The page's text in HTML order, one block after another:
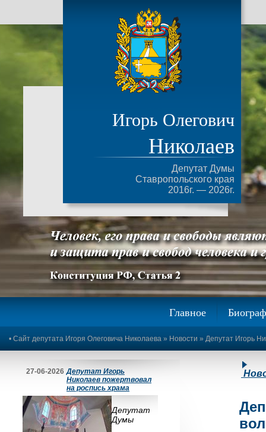
Игорь Олегович
Николаев
Депутат Думы
Ставропольского края
2016г. — 2026г.
Главное
• Сайт депутата Игоря Олеговича Николаева » Новости » Депутат Игорь
27-06-2026 Депутат Игорь
Николаев пожертвовал
на роспись храма
Депутат
Думы